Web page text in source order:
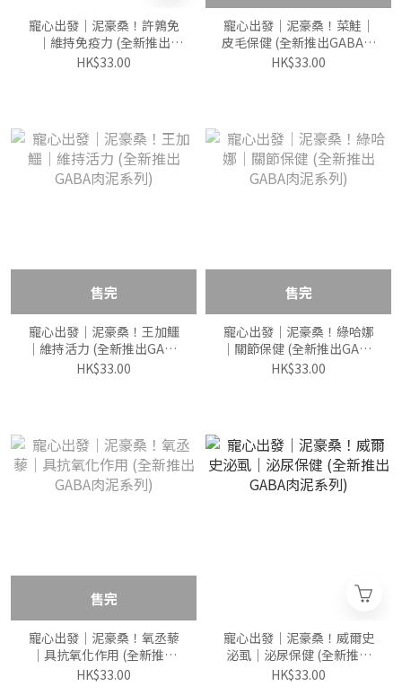
寵心出發｜泥豪桑！許鶉免
｜維持免疫力 (全新推出
GABA肉泥系列)
HK$33.00
寵心出發｜泥豪桑！菜鮭｜
皮毛保健 (全新推出GABA肉
泥系列)
HK$33.00
售完
寵心出發｜泥豪桑！王加鱷
｜維持活力 (全新推出GABA
肉泥系列)
HK$33.00
售完
寵心出發｜泥豪桑！綠哈娜
｜關節保健 (全新推出GABA
肉泥系列)
HK$33.00
售完
寵心出發｜泥豪桑！氧丞藜
｜具抗氧化作用 (全新推出
GABA肉泥系列)
HK$33.00
寵心出發｜泥豪桑！威爾史
泌虱｜泌尿保健 (全新推出
GABA肉泥系列)
HK$33.00